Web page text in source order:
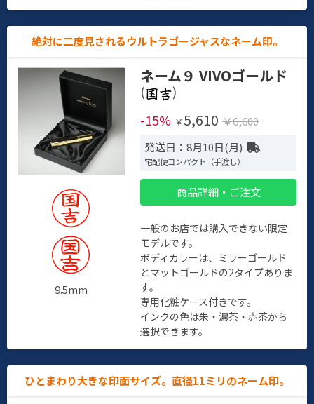
絶対に二度見されるウルトラゴージャスなネーム印。
9.5mm
ネーム９ VIVOゴールド
(
)
-15% ￥ 5,610 ￥6,600
発送日：8月10日(月)
宅配便コンパクト（手渡し）
商品詳細・ご注文
一般のお店では購入できない限定
モデルです。
ボディカラーは、ミラーゴールド
とマットゴールドの2タイプありま
す。
専用化粧ケース付きです。
インクの色は朱・濃茶・赤茶から
選択できます。
ひとまわり大きな印面サイズ。直径11ミリのネーム印。